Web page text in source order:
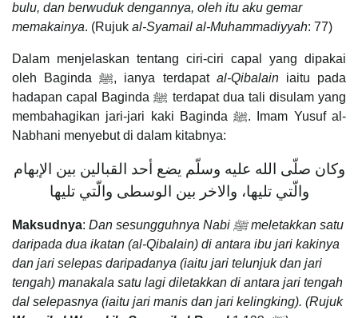
bulu, dan berwuduk dengannya, oleh itu aku gemar
memakainya. (Rujuk al-Syamail al-Muhammadiyyah: 77)
Dalam menjelaskan tentang ciri-ciri capal yang dipakai
oleh Baginda ﷺ, ianya terdapat al-Qibalainiaitu pada
hadapan capal Baginda ﷺ terdapat dua tali disulam yang
membahagikan jari-jari kaki Baginda ﷺ. Imam Yusuf al-
Nabhani menyebut di dalam kitabnya:
وكان صلّى الله عليه وسلّم يضع أحد القبالين بين الإبهام
والّتي تليها، والاخر بين الوسطى والّتي تليها
Maksudnya: Dan sesungguhnya Nabi ﷺ meletakkan satu
daripada dua ikatan (al-Qibalain) di antara ibu jari kakinya
dan jari selepas daripadanya (iaitu jari telunjuk dan jari
tengah) manakala satu lagi diletakkan di antara jari tengah
dal selepasnya (iaitu jari manis dan jari kelingking). (Rujuk